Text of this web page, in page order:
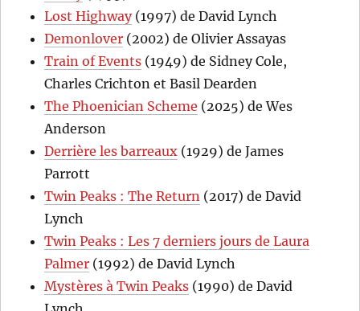
Lost Highway(1997) de David Lynch
Demonlover (2002) de Olivier Assayas
Train of Events (1949) de Sidney Cole,
Charles Crichton et Basil Dearden
The Phoenician Scheme (2025) de Wes
Anderson
Derrière les barreaux (1929) de James
Parrott
Twin Peaks : The Return (2017) de David
Lynch
Twin Peaks : Les 7 derniers jours de Laura
Palmer (1992) de David Lynch
Mystères à Twin Peaks (1990) de David